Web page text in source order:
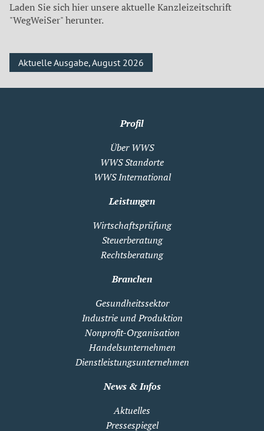
Laden Sie sich hier unsere aktuelle Kanzleizeitschrift
"WegWeiSer" herunter.
Aktuelle Ausgabe, August 2026
Profil
Über WWS
WWS Standorte
WWS International
Leistungen
Wirtschaftsprüfung
Steuerberatung
Rechtsberatung
Branchen
Gesundheitssektor
Industrie und Produktion
Nonprofit-Organisation
Handelsunternehmen
Dienstleistungsunternehmen
News & Infos
Aktuelles
Pressespiegel